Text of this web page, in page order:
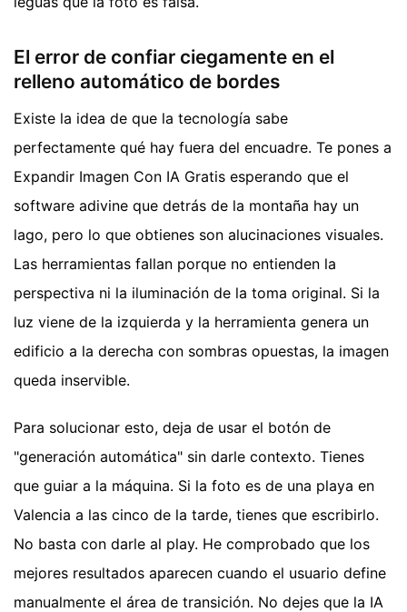
El error de confiar ciegamente en el
relleno automático de bordes
Existe la idea de que la tecnología sabe
perfectamente qué hay fuera del encuadre. Te pones a
Expandir Imagen Con IA Gratis esperando que el
software adivine que detrás de la montaña hay un
lago, pero lo que obtienes son alucinaciones visuales.
Las herramientas fallan porque no entienden la
perspectiva ni la iluminación de la toma original. Si la
luz viene de la izquierda y la herramienta genera un
edificio a la derecha con sombras opuestas, la imagen
queda inservible.
Para solucionar esto, deja de usar el botón de
"generación automática" sin darle contexto. Tienes
que guiar a la máquina. Si la foto es de una playa en
Valencia a las cinco de la tarde, tienes que escribirlo.
No basta con darle al play. He comprobado que los
mejores resultados aparecen cuando el usuario define
manualmente el área de transición. No dejes que la IA